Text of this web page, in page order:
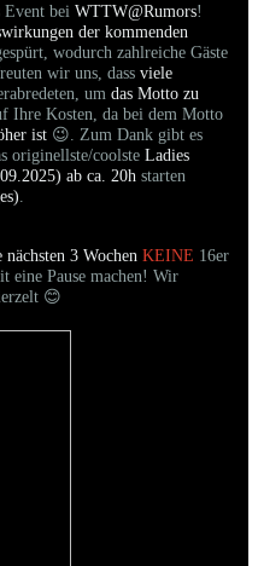
Event bei WTTW@Rumors!
der kommenden
wodurch zahlreiche Gäste
wir uns, dass viele
um das Motto zu
Ihre Kosten, da bei dem Motto
ist 😉. Zum Dank gibt es
originellste/coolste Ladies
ab ca. 20h starten
.
nächsten 3 Wochen KEINE 16er
eine Pause machen! Wir
😊